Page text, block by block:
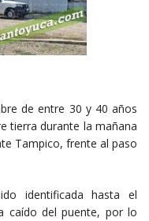
de entre 30 y 40 años
tierra durante la mañana
Tampico, frente al paso
identificada hasta el
caído del puente, por lo